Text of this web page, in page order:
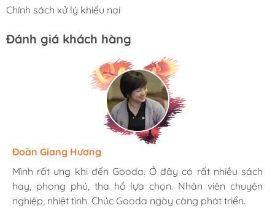
Chính sách xử lý khiếu nại
Đánh giá khách hàng
Hương Suri
Mình rất ưng khi đến Gooda. Ở đây có rất nhiều sách
hay, phong phú, tha hồ lựa chọn. Nhân viên chuyên
nghiệp, nhiệt tình. Chúc Gooda ngày càng phát triển.
Đoàn Giang Hương
Mình rất ưng khi đến Gooda. Ở đây có rất nhiều sách
hay, phong phú, tha hồ lựa chọn. Nhân viên chuyên
nghiệp, nhiệt tình. Chúc Gooda ngày càng phát triển.
Ngọc Anh
Mình rất ưng khi đến Gooda. Ở đây có rất nhiều sách
hay, phong phú, tha hồ lựa chọn. Nhân viên chuyên
nghiệp, nhiệt tình. Chúc Gooda ngày càng phát triển.